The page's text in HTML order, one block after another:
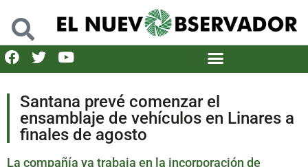
Santana prevé comenzar el
ensamblaje de vehículos en Linares a
finales de agosto
La compañía ya trabaja en la incorporación de